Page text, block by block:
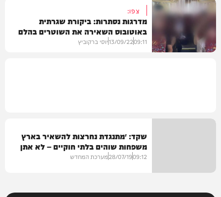
בארץ
צפו:
מדרגות נסתרות: ביקורת שגרתית
באוטובוס השאירה את השוטרים בהלם
09:11
13/09/22יוסי ברקוביץ
שקד: ״מתנגדת נחרצות להשאיר בארץ
משפחות שוהים בלתי חוקיים – לא אתן
לזה יד״
09:12
28/07/19מערכת המחדש